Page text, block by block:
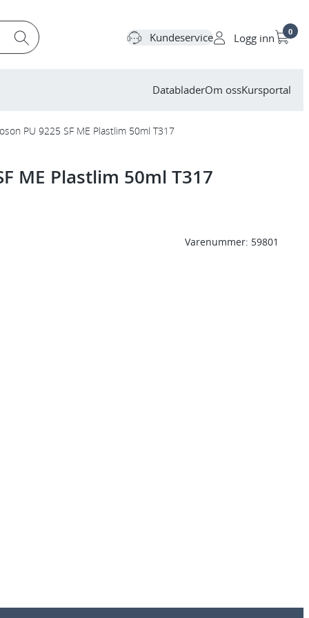
Kundeservice Logg inn 0
DatabladerOm ossKursportal
PU 9225 SF ME Plastlim 50ml T317
ME Plastlim 50ml T317
Varenummer: 59801